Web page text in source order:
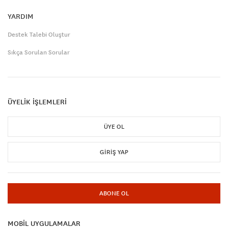
YARDIM
Destek Talebi Oluştur
Sıkça Sorulan Sorular
ÜYELİK İŞLEMLERİ
ÜYE OL
GIRIŞ YAP
ABONE OL
MOBİL UYGULAMALAR